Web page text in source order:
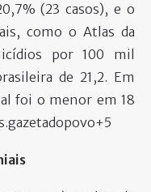
(23 casos), e o
como o Atlas da
por 100 mil
de 21,2. Em
foi o menor em 18